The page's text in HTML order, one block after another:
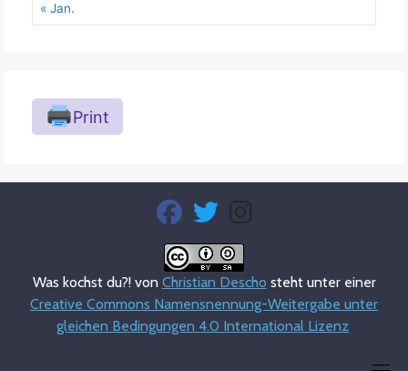
« Jan.
Print
fab
fa-
facebook
fab
fa-
twitter
Was kochst du?! von Christian Descho steht unter einer
Creative Commons Namensnennung-Weitergabe unter
gleichen Bedingungen 4.0 International Lizenz.